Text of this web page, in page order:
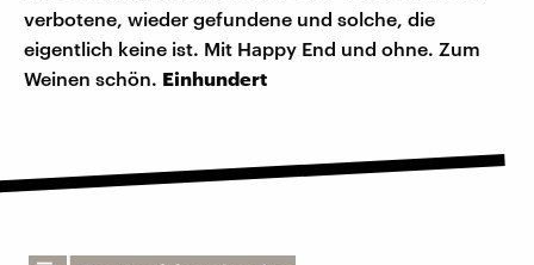
verbotene, wieder gefundene und solche, die
eigentlich keine ist. Mit Happy End und ohne. Zum
Weinen schön. Einhundert